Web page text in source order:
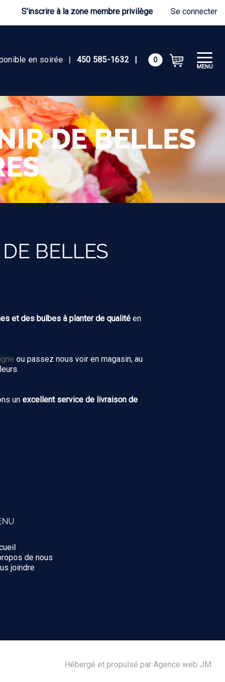
S'inscrire à la zone membre privilège Se connecter
en soirée | 450 585-1632 | 0
DE BELLES
MENU
BELLES
et des bulbes à planter de qualité en
ou passez nous voir en magasin, au
unexcellent service de livraison de
de nous
joindre
Hébergé et propulsé par Agence web JM